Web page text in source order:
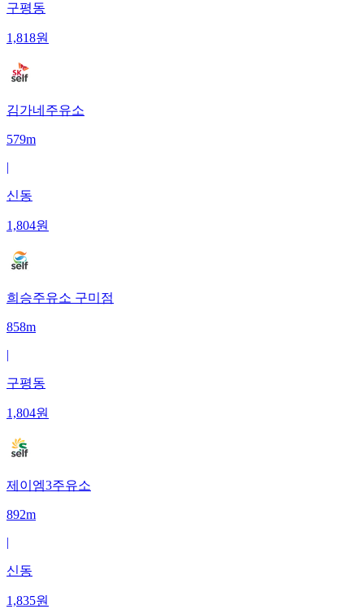
구평동
1,818원
김가네주유소
579m
|
신동
1,804원
희승주유소 구미점
858m
|
구평동
1,804원
제이엠3주유소
892m
|
신동
1,835원